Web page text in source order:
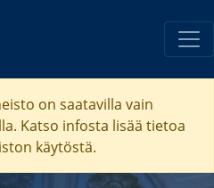
on saatavilla vain
Katso infosta lisää tietoa
käytöstä.